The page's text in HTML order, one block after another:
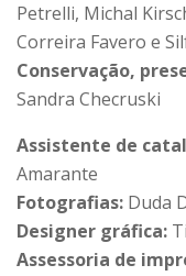
Petrelli, Michal
Correira Favero e
Conservação,
Sandra Checruski
Assistente de
Amarante
Fotografias: Duda
Designer gráfica:
Assessoria de